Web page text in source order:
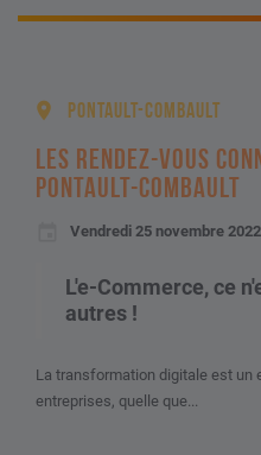
PONTAULT-COMBAULT
LES RENDEZ-VOUS
PONTAULT-COMBAULT
Vendredi 25 novembre 2022
L'e-Commerce, ce
autres !
La transformation digitale est un
entreprises, quelle que...